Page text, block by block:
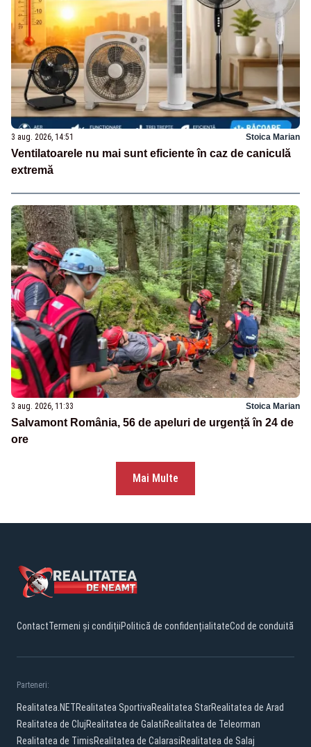
3 aug. 2026, 14:51 Stoica Marian
Ventilatoarele nu mai sunt eficiente în caz de caniculă
extremă
3 aug. 2026, 11:33 Stoica Marian
Salvamont România, 56 de apeluri de urgență în 24 de
ore
Mai Multe
ContactTermeni și condițiiPolitică de confidențialitateCod de conduită
Parteneri:
Realitatea.NETRealitatea SportivaRealitatea StarRealitatea de Arad
Realitatea de ClujRealitatea de GalatiRealitatea de Teleorman
Realitatea de TimisRealitatea de CalarasiRealitatea de Salaj